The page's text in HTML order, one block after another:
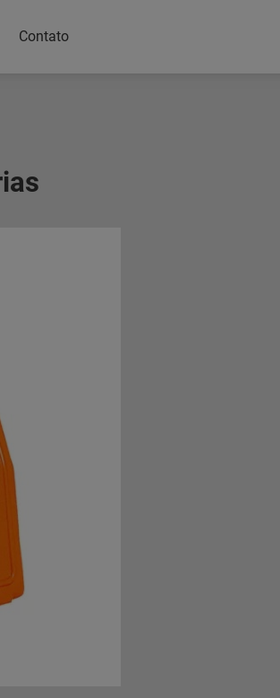
Contato